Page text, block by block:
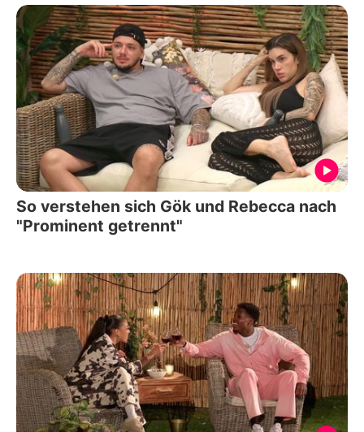
So verstehen sich Gök und Rebecca nach
"Prominent getrennt"